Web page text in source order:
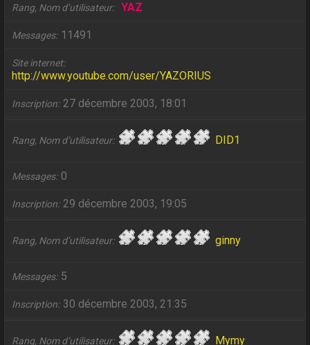
Rang, Nom d’utilisateur YAZ
Messages 11491
Site internet
http://www.youtube.com/user/YAZORIUS
Inscription 27 décembre 2003, 18:01
Rang, Nom d’utilisateur DID1
Messages 0
Inscription 29 décembre 2003, 19:05
Rang, Nom d’utilisateur ginny
Messages 5
Inscription 30 décembre 2003, 21:35
Rang, Nom d’utilisateur Mymy